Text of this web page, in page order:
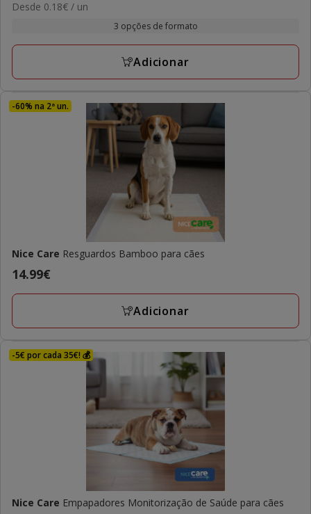
com
avaliações
de
a
0.18€
Desde 0.18€ / un
3 opções de formato
Adicionar
-60% na 2ª un.
Nice Care Resguardos Bamboo para cães
Preço
14.99€
14.99€
Adicionar
-5€ por cada 35€! 💰
Nice Care Empapadores Monitorização de Saúde para cães